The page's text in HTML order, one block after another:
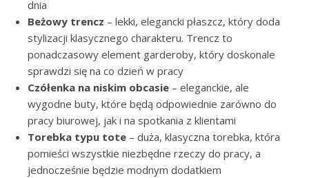
dnia
Beżowy trencz – lekki, elegancki płaszcz, który doda
stylizacji klasycznego charakteru. Trencz to
ponadczasowy element garderoby, który doskonale
sprawdzi się na co dzień w pracy
Czółenka na niskim obcasie – eleganckie, ale
wygodne buty, które będą odpowiednie zarówno do
pracy biurowej, jak i na spotkania z klientami
Torebka typu tote – duża, klasyczna torebka, która
pomieści wszystkie niezbędne rzeczy do pracy, a
jednocześnie będzie modnym dodatkiem